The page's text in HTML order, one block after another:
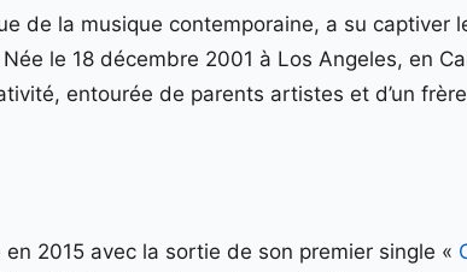
de la musique contemporaine, a su
le 18 décembre 2001 à Los Angeles, en
entourée de parents artistes et d’un
2015 avec la sortie de son premier single «